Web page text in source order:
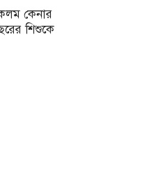
কেনার
শিশুকে